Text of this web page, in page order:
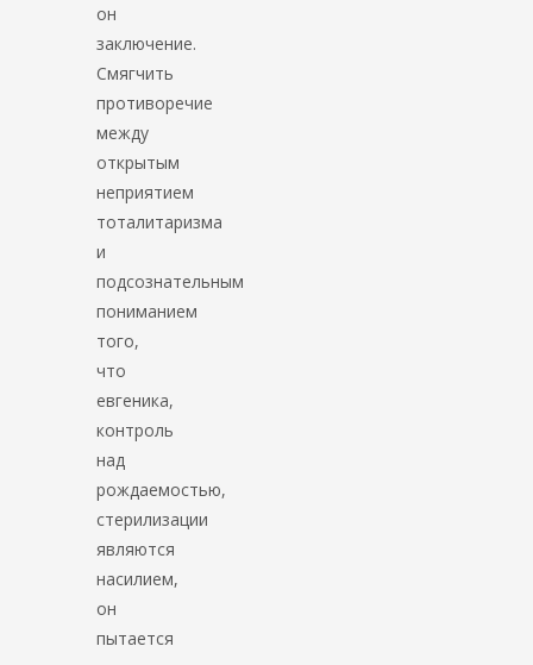
он
заключение.
Смягчить
противоречие
между
открытым
неприятием
тоталитаризма
и
подсознательным
пониманием
того,
что
евгеника,
контроль
над
рождаемостью,
стерилизации
являются
насилием,
он
пытается